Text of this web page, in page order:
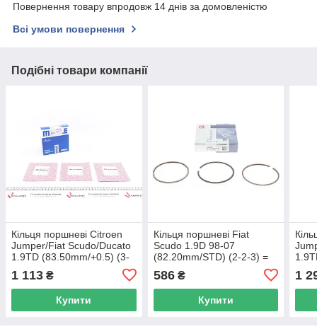
Повернення товару впродовж 14 днів за домовленістю
Всі умови повернення
Подібні товари компанії
Кільця поршневі Citroen
Jumper/Fiat Scudo/Ducato
1.9TD (83.50mm/+0.5) (3-
UA62
1 113 ₴
Купити
Кільця поршневі Fiat
Scudo 1.9D 98-07
(82.20mm/STD) (2-2-3) =
8911420000 NPR 120 011
0015 00 UA62
586₴
Купити
1